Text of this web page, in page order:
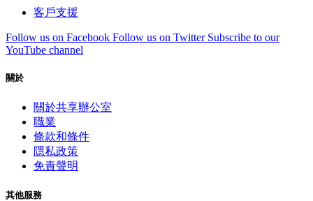
客戶支援
Follow us on Facebook Follow us on Twitter Subscribe to our
YouTube channel
關於
關於共享辦公室
職業
條款和條件
隱私政策
免責聲明
其他服務